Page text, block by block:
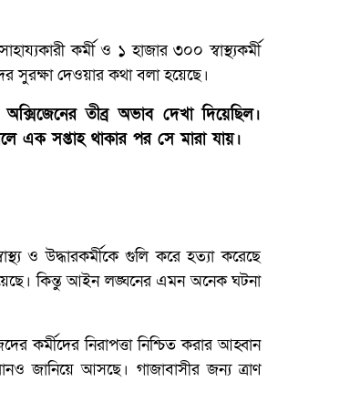
কর্মী ও ১ হাজার ৩০০ স্বাস্থ্যকর্মী
সুরক্ষা দেওয়ার কথা বলা হয়েছে।
তীব্র অভাব দেখা দিয়েছিল।
এক সপ্তাহ থাকার পর সে মারা যায়।
ও উদ্ধারকর্মীকে গুলি করে হত্যা করেছে
কিন্তু আইন লঙ্ঘনের এমন অনেক ঘটনা
কর্মীদের নিরাপত্তা নিশ্চিত করার আহ্বান
জানিয়ে আসছে। গাজাবাসীর জন্য ত্রাণ